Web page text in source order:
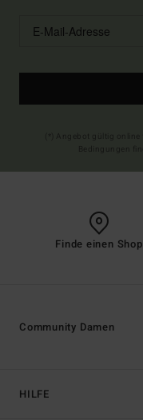
Finde einen Shop
HILFE
Community Damen